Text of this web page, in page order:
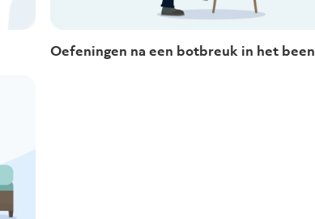
Oefeningen na een botbreuk in het been